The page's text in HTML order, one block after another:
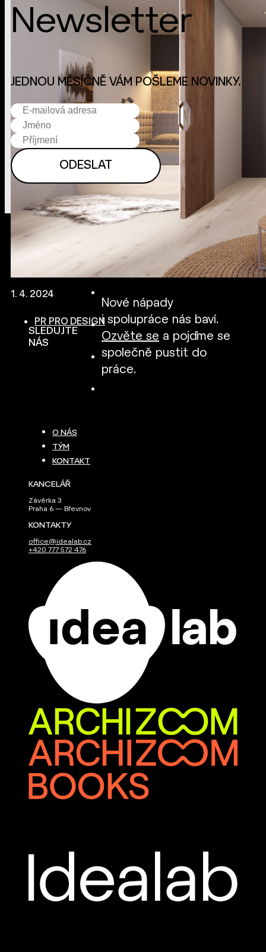
1. 4. 2024
PR PRO DESIGN
Newsletter
JEDNOU MĚSÍČNĚ VÁM POŠLEME NOVINKY.
SLEDUJTE
NÁS
Nové nápady
i spolupráce nás baví.
Ozvěte se a pojďme se
společně pustit do
práce.
O NÁS
TÝM
KONTAKT
KANCELÁŘ
Závěrka 3
Praha 6 — Břevnov
KONTAKTY
office@idealab.cz
+420 777 572 476